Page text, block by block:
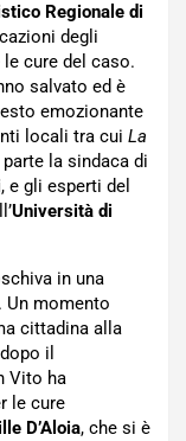
Regionale di
degli
cure del caso.
salvato ed è
emozionante
locali tra cui La
la sindaca di
, e gli esperti del
Università di
in una
Un momento
cittadina alla
il
Vito ha
le cure
D’Aloia, che si è